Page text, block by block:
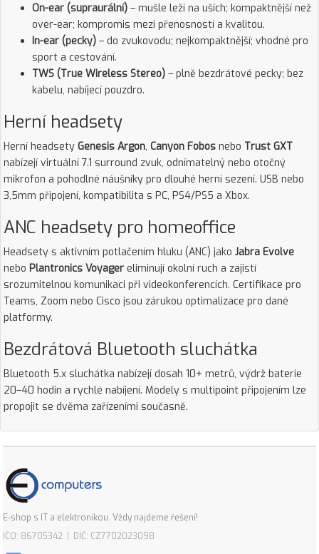
On-ear (supraurální) – mušle leží na uších; kompaktnější než
over-ear; kompromis mezi přenosností a kvalitou.
In-ear (pecky) – do zvukovodu; nejkompaktnější; vhodné pro
sport a cestování.
TWS (True Wireless Stereo) – plně bezdrátové pecky; bez
kabelu, nabíjecí pouzdro.
Herní headsety
Herní headsety Genesis Argon, Canyon Fobos nebo Trust GXT
nabízejí virtuální 7.1 surround zvuk, odnímatelný nebo otočný
mikrofon a pohodlné náušníky pro dlouhé herní sezení. USB nebo
3,5mm připojení, kompatibilita s PC, PS4/PS5 a Xbox.
ANC headsety pro homeoffice
Headsety s aktivním potlačením hluku (ANC) jako Jabra Evolve
nebo Plantronics Voyager eliminují okolní ruch a zajistí
srozumitelnou komunikaci při videokonferencích. Certifikace pro
Teams, Zoom nebo Cisco jsou zárukou optimalizace pro dané
platformy.
Bezdrátová Bluetooth sluchátka
Bluetooth 5.x sluchátka nabízejí dosah 10+ metrů, výdrž baterie
20–40 hodin a rychlé nabíjení. Modely s multipoint připojením lze
propojit se dvěma zařízeními současně.
E-shop s IT a elektronikou. Vždy najdeme řešení!
IČO: 86705342 | DIČ: CZ7702023098